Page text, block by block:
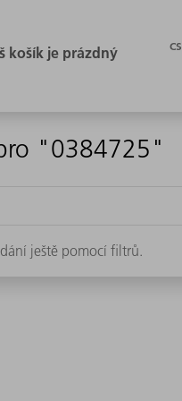
CS
"0384725"
ještě pomocí filtrů.